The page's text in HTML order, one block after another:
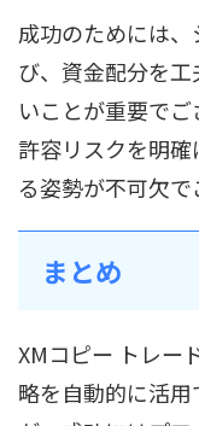
成功のためには
び、資金配分を
いことが重要で
許容リスクを明
る姿勢が不可欠で
まとめ
XMコピー トレー
略を自動的に活